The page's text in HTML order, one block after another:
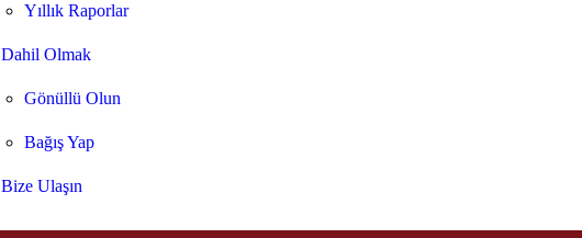
Yıllık Raporlar
Dahil Olmak
Gönüllü Olun
Bağış Yap
Bize Ulaşın